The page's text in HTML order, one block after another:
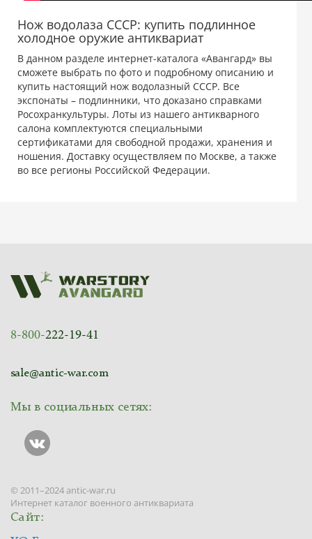
Нож водолаза СССР: купить подлинное
холодное оружие антиквариат
В данном разделе интернет-каталога «Авангард» вы
сможете выбрать по фото и подробному описанию и
купить настоящий нож водолазный СССР. Все
экспонаты – подлинники, что доказано справками
Росохранкультуры. Лоты из нашего антикварного
салона комплектуются специальными
сертификатами для свободной продажи, хранения и
ношения. Доставку осуществляем по Москве, а также
во все регионы Российской Федерации.
8-800-222-19-41
sale@antic-war.com
Мы в социальных сетях:
© 2011–2024 antic-war.ru
Интернет каталог военного антиквариата
Сайт: